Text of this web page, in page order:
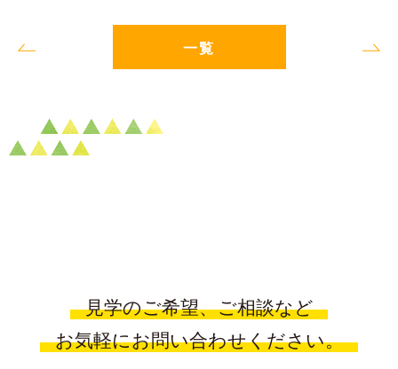
一覧
見学のご希望、ご相談など
お気軽にお問い合わせください。